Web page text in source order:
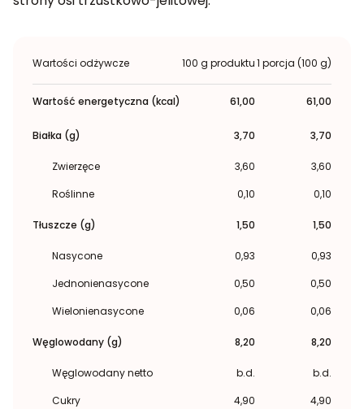
Wartości odżywcze 100 g produktu1 porcja (100 g)
Wartość energetyczna (kcal) 61,00 61,00
Białka (g) 3,70 3,70
Zwierzęce 3,60
3,60
Roślinne
0,10 0,10
Tłuszcze (g) 1,50 1,50
Nasycone 0,93
0,93
Jednonienasycone
0,50
0,50
Wielonienasycone
0,06 0,06
Węglowodany (g) 8,20 8,20
Węglowodany netto b.d.
b.d.
Cukry
4,90 4,90